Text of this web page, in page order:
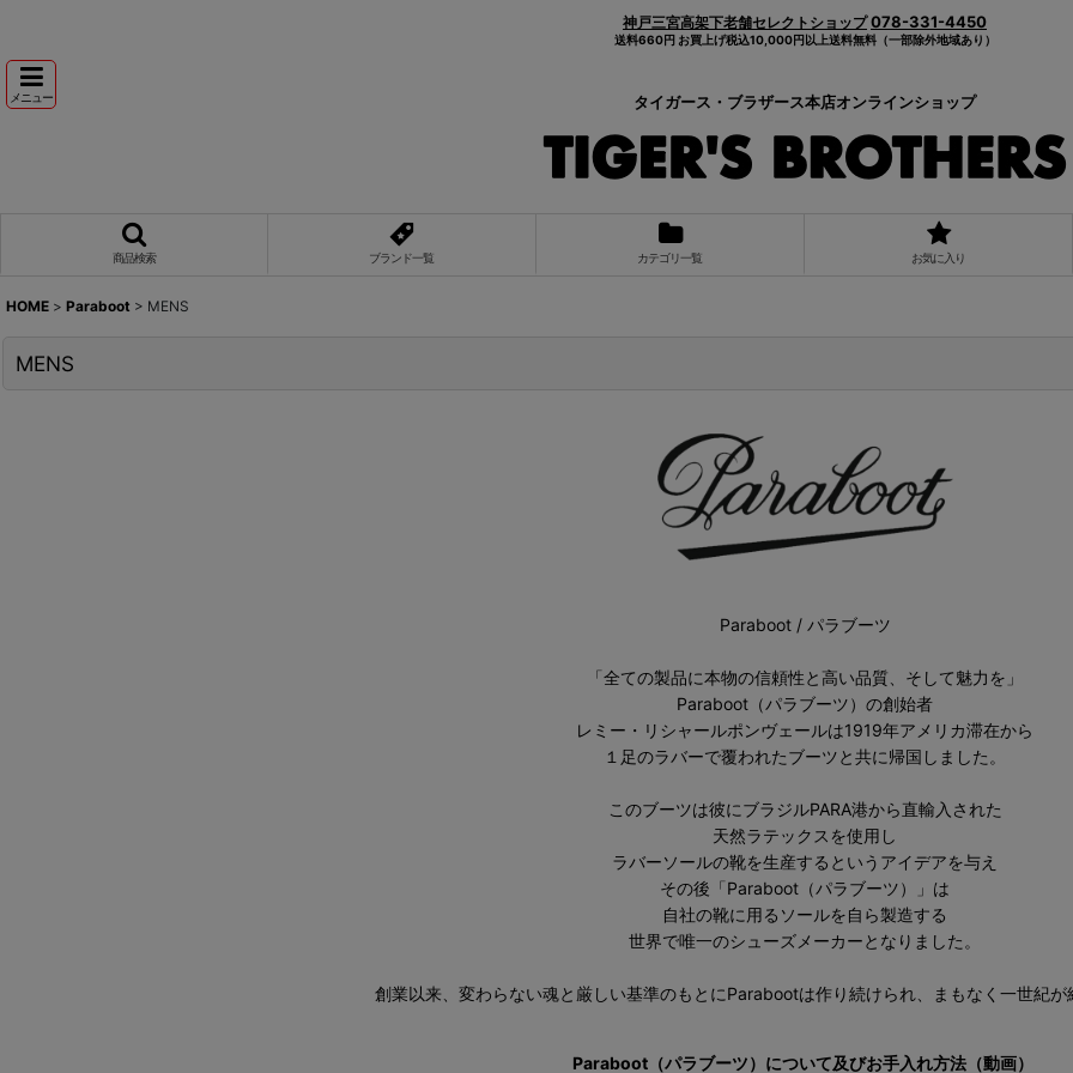
神戸三宮高架下老舗セレクトショップ 078-331-4450
送料660円 お買上げ税込10,000円以上送料無料（一部除外地域あり）
メニュー タイガース・ブラザース本店オンラインショップ
商品検索 ブランド一覧 カテゴリ一覧 お気に入り
HOME > Paraboot > MENS
MENS
Paraboot / パラブーツ
「全ての製品に本物の信頼性と高い品質、そして魅力を」
Paraboot（パラブーツ）の創始者
レミー・リシャールポンヴェールは1919年アメリカ滞在から
１足のラバーで覆われたブーツと共に帰国しました。
このブーツは彼にブラジルPARA港から直輸入された
天然ラテックスを使用し
ラバーソールの靴を生産するというアイデアを与え
その後「Paraboot（パラブーツ）」は
自社の靴に用るソールを自ら製造する
世界で唯一のシューズメーカーとなりました。
創業以来、変わらない魂と厳しい基準のもとにParabootは作り続けられ、まもなく一世紀が
Paraboot（パラブーツ）について及びお手入れ方法（動画）